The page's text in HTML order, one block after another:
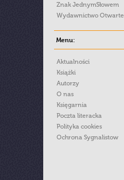
Znak JednymSłowem
Wydawnictwo Otwarte
Menu:
Aktualności
Książki
Autorzy
O nas
Księgarnia
Poczta literacka
Polityka cookies
Ochrona Sygnalistow